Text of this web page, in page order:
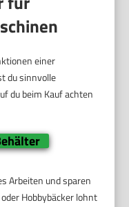
einer
du sinnvolle
du beim Kauf achten
Arbeiten und sparen
Hobbybäcker lohnt